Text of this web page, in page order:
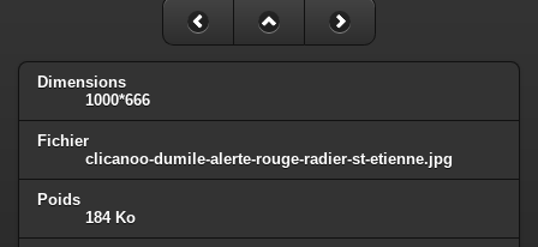
Dimensions
1000*666
Fichier
clicanoo-dumile-alerte-rouge-radier-st-etienne.jpg
Poids
184 Ko